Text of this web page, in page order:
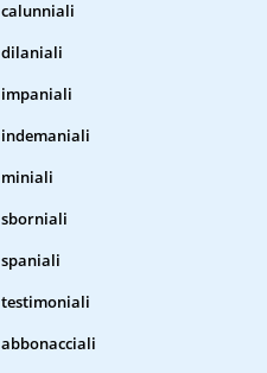
calunniali
dilaniali
impaniali
indemaniali
miniali
sborniali
spaniali
testimoniali
abbonacciali